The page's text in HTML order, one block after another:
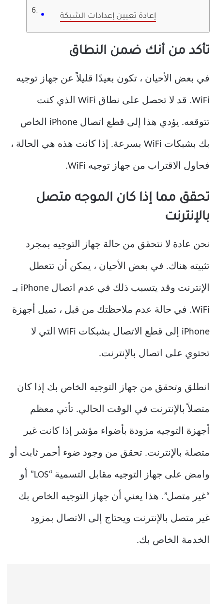
إعادة تعيين إعدادات الشبكة
تأكد من أنك ضمن النطاق
في بعض الأحيان ، تكون بعيدًا قليلاً عن جهاز توجيه
WiFi. قد لا تحصل على نطاق WiFi الذي كنت
تتوقعه. يؤدي هذا إلى قطع اتصال iPhone الخاص
بك بشبكات WiFi بسرعة. إذا كانت هذه هي الحالة ،
فحاول الاقتراب من جهاز توجيه WiFi.
تحقق مما إذا كان الموجه متصل
بالإنترنت
نحن عادة لا نتحقق من حالة جهاز التوجيه بمجرد
تثبيته هناك. في بعض الأحيان ، يمكن أن تتعطل ​​
الإنترنت وقد يتسبب ذلك في عدم اتصال iPhone بـ
WiFi. في حالة عدم ملاحظتك من قبل ، تميل أجهزة
iPhone إلى قطع الاتصال بشبكات WiFi التي لا
تحتوي على اتصال بالإنترنت.
انطلق وتحقق من جهاز التوجيه الخاص بك إذا كان
متصلاً بالإنترنت في الوقت الحالي. تأتي معظم
أجهزة التوجيه مزودة بأضواء مؤشر إذا كانت غير
متصلة بالإنترنت. تحقق من وجود ضوء أحمر ثابت أو
وامض على جهاز التوجيه مقابل التسمية “LOS” أو
“غير متصل”. هذا يعني أن جهاز التوجيه الخاص بك
غير متصل بالإنترنت ويحتاج إلى الاتصال بمزود
الخدمة الخاص بك.